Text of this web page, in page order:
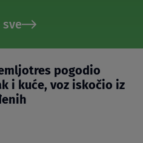
pogodio
i kuće, voz iskočio iz